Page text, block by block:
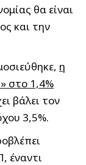
θα είναι
και την
η
στο 1,4%
βάλει τον
3,5%.
έναντι